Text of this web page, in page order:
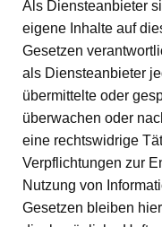
Als Diensteanbieter
eigene Inhalte auf
Gesetzen
als Diensteanbieter
übermittelte oder
überwachen oder
eine rechtswidrige
Verpflichtungen zur
Nutzung von
Gesetzen bleiben